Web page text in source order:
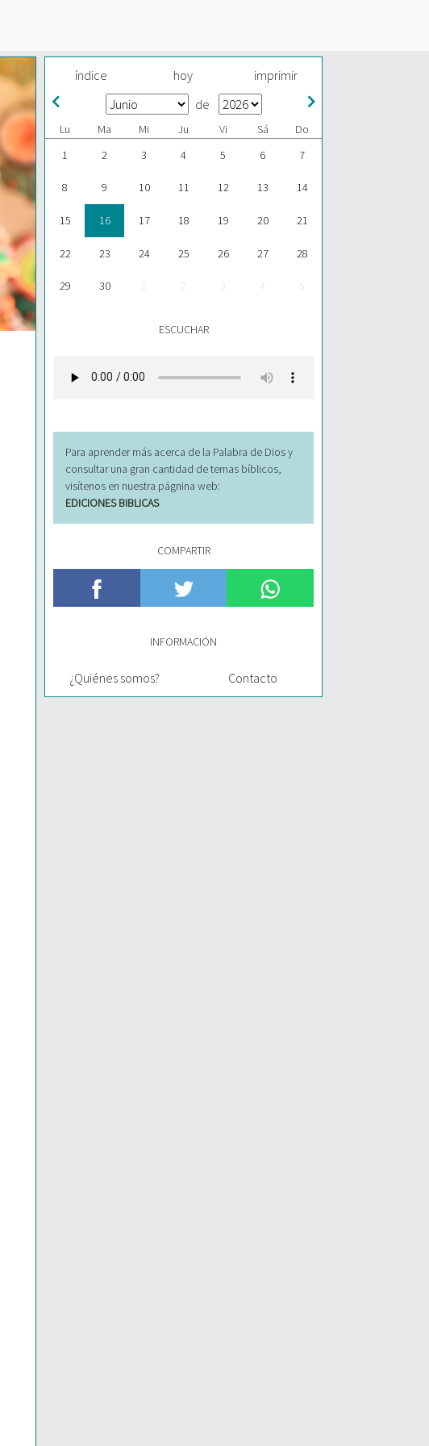
índice hoy imprimir
de
Lu Ma Mi Ju Vi Sá
Do
1
2 3 4 5 6 7
8 9 10 11 12 13 14
15 16 17 18 19 20 21
22 23 24 25 26 27 28
29 30 1 2 3 4 5
ESCUCHAR
Para aprender más acerca de la Palabra de Dios y
consultar una gran cantidad de temas bíblicos,
visítenos en nuestra págnina web:
EDICIONES BIBLICAS
COMPARTIR
INFORMACIÓN
¿Quiénes somos? Contacto